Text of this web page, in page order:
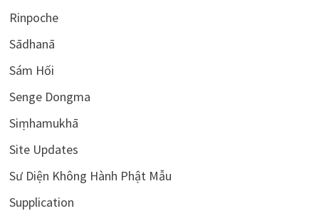
Rinpoche
Sādhanā
Sám Hối
Senge Dongma
Siṃhamukhā
Site Updates
Sư Diện Không Hành Phật Mẫu
Supplication